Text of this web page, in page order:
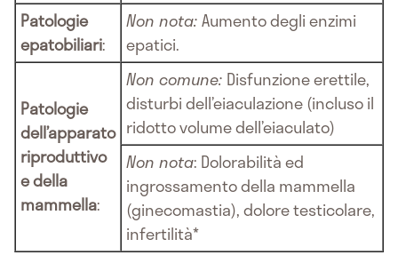
Patologie
epatobiliari:
Non nota:Aumento degli enzimi
epatici.
Patologie
dell’apparato
riproduttivo
e della
mammella:
Non comune: Disfunzione erettile,
disturbi dell’eiaculazione (incluso il
ridotto volume dell’eiaculato)
Non nota: Dolorabilità ed
ingrossamento della mammella
(ginecomastia), dolore testicolare,
infertilità*